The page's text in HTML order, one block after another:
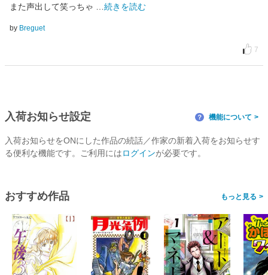
また声出して笑っちゃ …続きを読む
by Breguet
7
入荷お知らせ設定 ？ 機能について
入荷お知らせをONにした作品の続話／作家の新着入荷をお知らせす
る便利な機能です。ご利用にはログインが必要です。
おすすめ作品 >